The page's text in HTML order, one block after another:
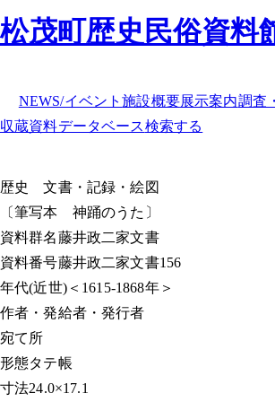
松茂町歴史民俗資料
NEWS/イベント施設概要展示案内調査
収蔵資料データベース検索する
歴史
文書・記録・絵図
〔筆写本 神踊のうた〕
資料群名藤井政二家文書
資料番号藤井政二家文書156
年代(近世)＜1615-1868年＞
作者・発給者・発行者
宛て所
形態タテ帳
寸法24.0×17.1